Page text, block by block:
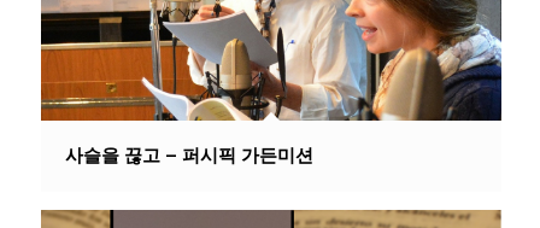
사슬을 끊고 – 퍼시픽 가든미션